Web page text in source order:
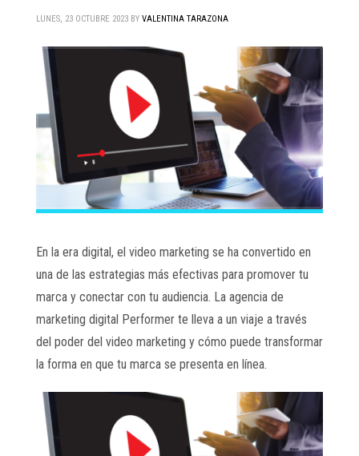
LUNES, 23 OCTUBRE 2023 BY VALENTINA TARAZONA
En la era digital, el video marketing se ha convertido en
una de las estrategias más efectivas para promover tu
marca y conectar con tu audiencia. La agencia de
marketing digital Performer te lleva a un viaje a través
del poder del video marketing y cómo puede transformar
la forma en que tu marca se presenta en línea.